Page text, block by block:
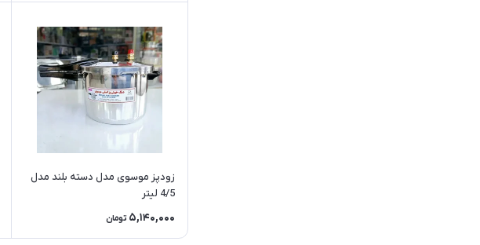
زودپز موسوی مدل دسته بلند مدل
4/5 لیتر
5,140,000 تومان